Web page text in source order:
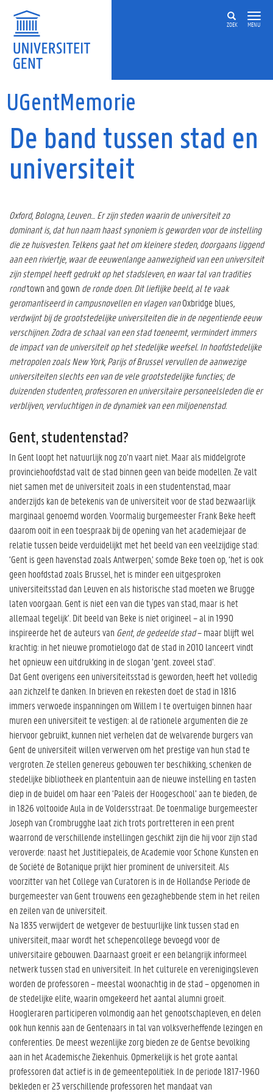
ZOEK MENU
UGentMemorie
De band tussen stad en
universiteit
Oxford, Bologna, Leuven… Er zijn steden waarin de universiteit zo
dominant is, dat hun naam haast synoniem is geworden voor de instelling
die ze huisvesten. Telkens gaat het om kleinere steden, doorgaans liggend
aan een riviertje, waar de eeuwenlange aanwezigheid van een universiteit
zijn stempel heeft gedrukt op het stadsleven, en waar tal van tradities
rondtown and gown de ronde doen. Dit lieflijke beeld, al te vaak
geromantiseerd in campusnovellen en vlagen vanOxbridge blues
verdwijnt bij de grootstedelijke universiteiten die in de negentiende eeuw
verschijnen. Zodra de schaal van een stad toeneemt, vermindert immers
de impact van de universiteit op het stedelijke weefsel. In hoofdstedelijke
metropolen zoals New York, Parijs of Brussel vervullen de aanwezige
universiteiten slechts een van de vele grootstedelijke functies; de
duizenden studenten, professoren en universitaire personeelsleden die er
verblijven, vervluchtigen in de dynamiek van een miljoenenstad.
Gent, studentenstad?
In Gent loopt het natuurlijk nog zo’n vaart niet. Maar als middelgrote
provinciehoofdstad valt de stad binnen geen van beide modellen. Ze valt
niet samen met de universiteit zoals in een studentenstad, maar
anderzijds kan de betekenis van de universiteit voor de stad bezwaarlijk
marginaal genoemd worden. Voormalig burgemeester Frank Beke heeft
daarom ooit in een toespraak bij de opening van het academiejaar de
relatie tussen beide verduidelijkt met het beeld van een veelzijdige stad:
‘Gent is geen havenstad zoals Antwerpen,’ somde Beke toen op, ‘het is ook
geen hoofdstad zoals Brussel, het is minder een uitgesproken
universiteitsstad dan Leuven en als historische stad moeten we Brugge
laten voorgaan. Gent is niet een van die types van stad, maar is het
allemaal tegelijk’. Dit beeld van Beke is niet origineel – al in 1990
inspireerde het de auteurs van Gent, de gedeelde stad– maar blijft wel
krachtig: in het nieuwe promotielogo dat de stad in 2010 lanceert vindt
het opnieuw een uitdrukking in de slogan ‘gent. zoveel stad’.
Dat Gent overigens een universiteitsstad is geworden, heeft het volledig
aan zichzelf te danken. In brieven en rekesten doet de stad in 1816
immers verwoede inspanningen om Willem I te overtuigen binnen haar
muren een universiteit te vestigen: al de rationele argumenten die ze
hiervoor gebruikt, kunnen niet verhelen dat de welvarende burgers van
Gent de universiteit willen verwerven om het prestige van hun stad te
vergroten. Ze stellen genereus gebouwen ter beschikking, schenken de
stedelijke bibliotheek en plantentuin aan de nieuwe instelling en tasten
diep in de buidel om haar een ‘Paleis der Hoogeschool’ aan te bieden, de
in 1826 voltooide Aula in de Voldersstraat. De toenmalige burgemeester
Joseph van Crombrugghe laat zich trots portretteren in een prent
waarrond de verschillende instellingen geschikt zijn die hij voor zijn stad
veroverde: naast het Justitiepaleis, de Academie voor Schone Kunsten en
de Société de Botanique prijkt hier prominent de universiteit. Als
voorzitter van het College van Curatoren is in de Hollandse Periode de
burgemeester van Gent trouwens een gezaghebbende stem in het reilen
en zeilen van de universiteit.
Na 1835 verwijdert de wetgever de bestuurlijke link tussen stad en
universiteit, maar wordt het schepencollege bevoegd voor de
universitaire gebouwen. Daarnaast groeit er een belangrijk informeel
netwerk tussen stad en universiteit. In het culturele en verenigingsleven
worden de professoren – meestal woonachtig in de stad – opgenomen in
de stedelijke elite, waarin omgekeerd het aantal alumni groeit.
Hoogleraren participeren volmondig aan het genootschapleven, en delen
ook hun kennis aan de Gentenaars in tal van volksverheffende lezingen en
conferenties. De meest wezenlijke zorg bieden ze de Gentse bevolking
aan in het Academische Ziekenhuis. Opmerkelijk is het grote aantal
professoren dat actief is in de gemeentepolitiek. In de periode 1817-1960
bekleden er 23 verschillende professoren het mandaat van